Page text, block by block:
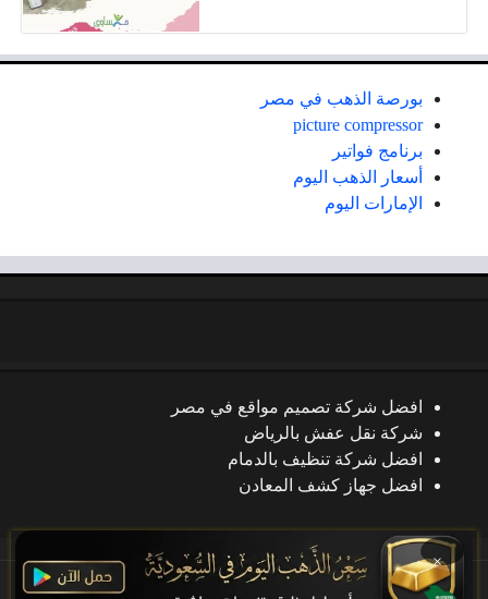
بورصة الذهب في مصر
picture compressor
برنامج فواتير
أسعار الذهب اليوم
الإمارات اليوم
افضل شركة تصميم مواقع في مصر
شركة نقل عفش بالرياض
افضل شركة تنظيف بالدمام
افضل جهاز كشف المعادن
جميع الحقوق محفوظة
×